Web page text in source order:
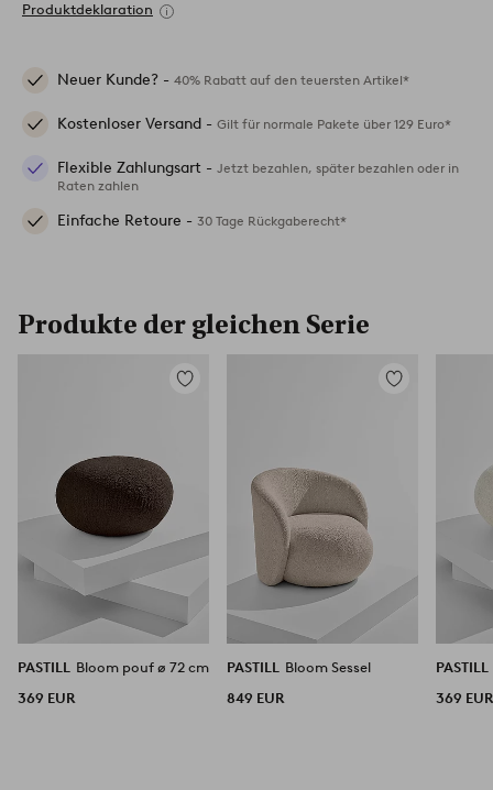
Produktdeklaration
Neuer Kunde? - 40% Rabatt auf den teuersten Artikel*
Kostenloser Versand - Gilt für normale Pakete über 129 Euro*
Flexible Zahlungsart - Jetzt bezahlen, später bezahlen oder in
Raten zahlen
Einfache Retoure - 30 Tage Rückgaberecht*
Produkte der gleichen Serie
Zu
PASTILL
Bloom pouf ø 72 cm
369 EUR
Zu
PASTILL
Bloom Sessel
849 EUR
PASTILL
369 EUR